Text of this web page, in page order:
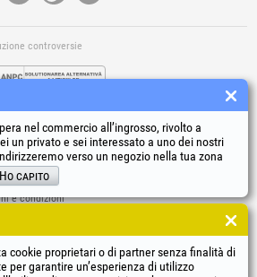
controversie
e condizioni
della società
online delle controversie
nel commercio all’ingrosso, rivolto a
un privato e sei interessato a uno dei nostri
verso un negozio nella tua zona
Ho capito
cookie proprietari o di partner senza finalità di
per garantire un’esperienza di utilizzo